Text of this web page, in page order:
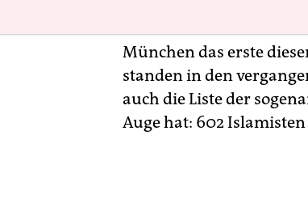
München das erste
standen in den
auch die Liste der
Auge hat: 602